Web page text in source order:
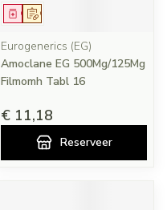
Op voorschrift
Geneesmiddel
Eurogenerics (EG)
Amoclane EG 500Mg/125Mg
Filmomh Tabl 16
€ 11,18
Reserveer